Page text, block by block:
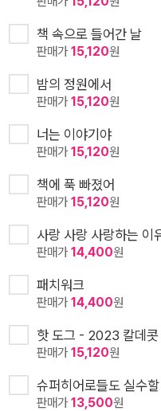
책 속으로 들어간 날
판매가15,120원
밤의 정원에서
판매가15,120원
너는 이야기야
판매가15,120원
책에 푹 빠졌어
판매가15,120원
사랑 사랑 사랑하는 이
판매가14,400원
패치워크
판매가14,400원
핫 도그 - 2023 칼데콧
판매가15,120원
슈퍼히어로들도 실수
판매가13,500원